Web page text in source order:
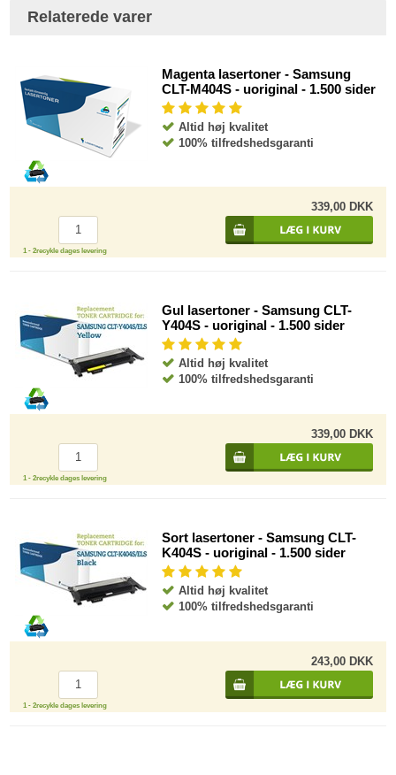
Relaterede varer
Magenta lasertoner - Samsung
CLT-M404S - uoriginal - 1.500 sider
Altid høj kvalitet
100% tilfredshedsgaranti
339,00 DKK
1 - 2recykle dages levering
Gul lasertoner - Samsung CLT-
Y404S - uoriginal - 1.500 sider
Altid høj kvalitet
100% tilfredshedsgaranti
339,00 DKK
1 - 2recykle dages levering
Sort lasertoner - Samsung CLT-
K404S - uoriginal - 1.500 sider
Altid høj kvalitet
100% tilfredshedsgaranti
243,00 DKK
1 - 2recykle dages levering